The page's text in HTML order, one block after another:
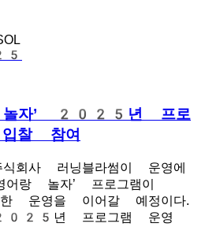
놀자’ 2025년 프로
찰 참여
회사 러닝블라썸이 운영에
어랑 놀자’ 프로그램이
운영을 이어갈 예정이다.
년 프로그램 운영